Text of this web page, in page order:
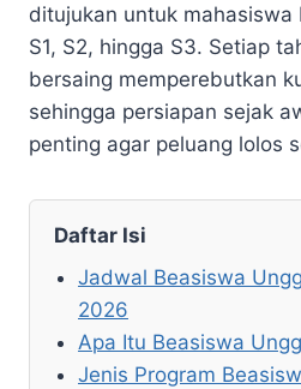
ditujukan untuk mahasiswa
S1, S2, hingga S3. Setiap
bersaing memperebutkan
sehingga persiapan sejak
penting agar peluang lolos
Daftar Isi
Jadwal Beasiswa
2026
Apa Itu Beasiswa
Jenis Program